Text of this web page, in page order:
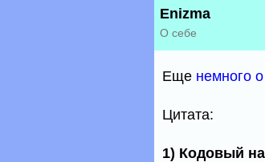
Enizma
О себе
Еще немного
Цитата:
1) Кодовый